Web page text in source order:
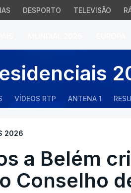
DESPORTO TELEVISÃO
Belém
VÍDEOS RTP ANTENA 1
2026
a Belém
Conselho